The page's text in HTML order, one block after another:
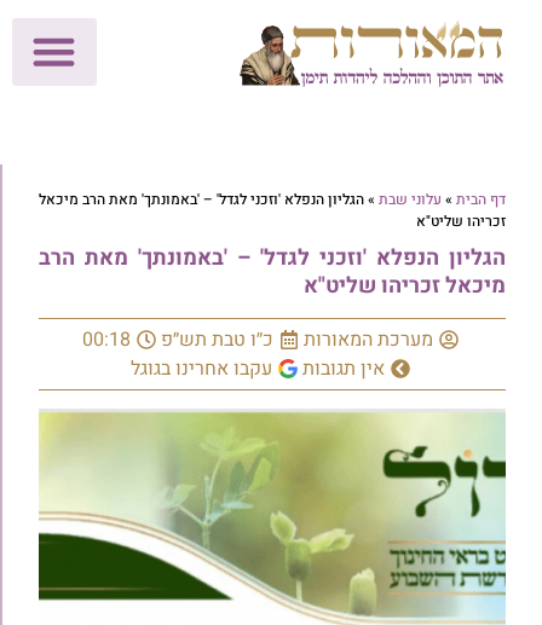
דף הבית » עלוני שבת »הגליון הנפלא 'וזכני לגדל' – 'באמונתך' מאת הרב מיכאל
זכריהו שליט"א
הגליון הנפלא 'וזכני לגדל' – 'באמונתך' מאת הרב
מיכאל זכריהו שליט"א
מערכת המאורות כ״ו טבת תש״פ
00:18
אין תגובות
עקבו אחרינו בגוגל